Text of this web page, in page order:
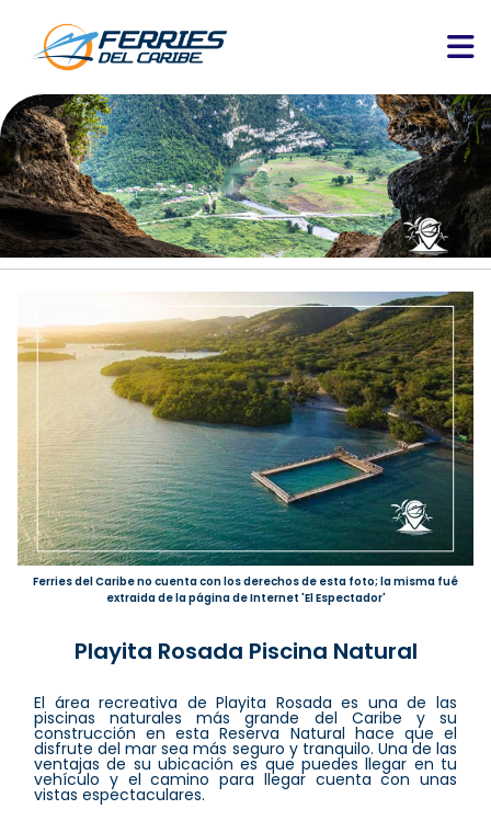
Ferries del Caribe no cuenta con los derechos de esta foto; la misma fué
extraida de la página de Internet 'El Espectador'
Playita Rosada Piscina Natural
El área recreativa de Playita Rosada es una de las
piscinas naturales más grande del Caribe y su
construcción en esta Reserva Natural hace que el
disfrute del mar sea más seguro y tranquilo. Una de las
ventajas de su ubicación es que puedes llegar en tu
vehículo y el camino para llegar cuenta con unas
vistas espectaculares.